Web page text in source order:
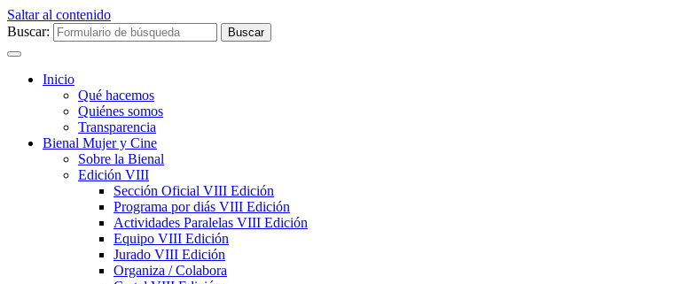
Saltar al contenido
Buscar:
Inicio
Qué hacemos
Quiénes somos
Transparencia
Bienal Mujer y Cine
Sobre la Bienal
Edición VIII
Sección Oficial VIII Edición
Programa por diás VIII Edición
Actividades Paralelas VIII Edición
Equipo VIII Edición
Jurado VIII Edición
Organiza / Colabora